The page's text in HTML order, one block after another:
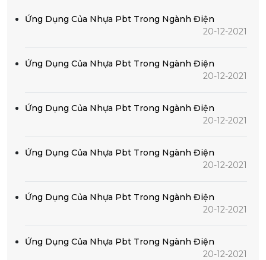
Ứng Dụng Của Nhựa Pbt Trong Ngành Điện
20-12-2021
Ứng Dụng Của Nhựa Pbt Trong Ngành Điện
20-12-2021
Ứng Dụng Của Nhựa Pbt Trong Ngành Điện
20-12-2021
Ứng Dụng Của Nhựa Pbt Trong Ngành Điện
20-12-2021
Ứng Dụng Của Nhựa Pbt Trong Ngành Điện
20-12-2021
Ứng Dụng Của Nhựa Pbt Trong Ngành Điện
20-12-2021